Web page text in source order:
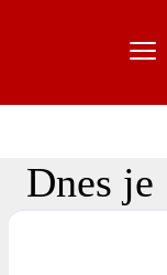
Dnes je